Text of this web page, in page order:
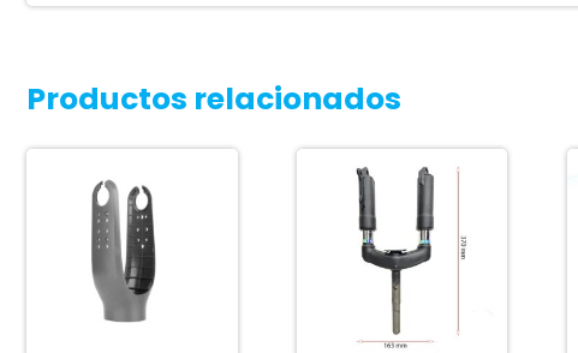
Productos relacionados